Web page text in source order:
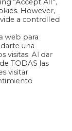
“Accept All”,
However,
a controlled
web para
una
visitas. Al dar
TODAS las
visitar